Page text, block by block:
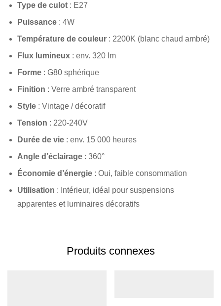
Type de culot : E27
Puissance : 4W
Température de couleur : 2200K (blanc chaud ambré)
Flux lumineux : env. 320 lm
Forme : G80 sphérique
Finition : Verre ambré transparent
Style : Vintage / décoratif
Tension : 220-240V
Durée de vie : env. 15 000 heures
Angle d’éclairage : 360°
Économie d’énergie : Oui, faible consommation
Utilisation : Intérieur, idéal pour suspensions
apparentes et luminaires décoratifs
Produits connexes